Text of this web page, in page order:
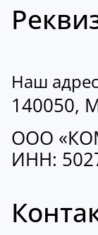
Наш
140050,
ООО
ИНН: